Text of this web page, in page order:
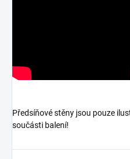
Předsíňové stěny jsou pouze
součásti balení!